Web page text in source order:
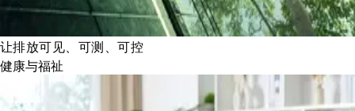
让排放可见、可测、可控
健康与福祉